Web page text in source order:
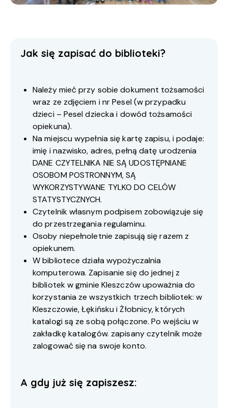
Jak się zapisać do biblioteki?
Należy mieć przy sobie dokument tożsamości
wraz ze zdjęciem i nr Pesel (w przypadku
dzieci – Pesel dziecka i dowód tożsamości
opiekuna).
Na miejscu wypełnia się kartę zapisu, i podaje:
imię i nazwisko, adres, pełną datę urodzenia
DANE CZYTELNIKA NIE SĄ UDOSTĘPNIANE
OSOBOM POSTRONNYM, SĄ
WYKORZYSTYWANE TYLKO DO CELÓW
STATYSTYCZNYCH.
Czytelnik własnym podpisem zobowiązuje się
do przestrzegania regulaminu.
Osoby niepełnoletnie zapisują się razem z
opiekunem.
W bibliotece działa wypożyczalnia
komputerowa. Zapisanie się do jednej z
bibliotek w gminie Kleszczów upoważnia do
korzystania ze wszystkich trzech bibliotek: w
Kleszczowie, Łękińsku i Żłobnicy, których
katalogi są ze sobą połączone. Po wejściu w
zakładkę katalogów. zapisany czytelnik może
zalogować się na swoje konto.
A gdy już się zapiszesz: